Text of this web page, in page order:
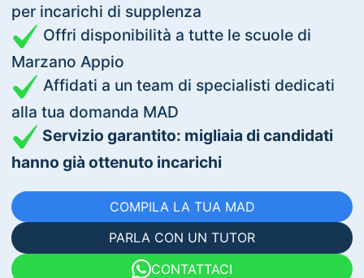
per incarichi di supplenza
Offri disponibilità a tutte le scuole di
Marzano Appio
Affidati a un team di specialisti dedicati
alla tua domanda MAD
Servizio garantito: migliaia di candidati
hanno già ottenuto incarichi
COMPILA LA TUA MAD
PARLA CON UN TUTOR
CONTATTACI